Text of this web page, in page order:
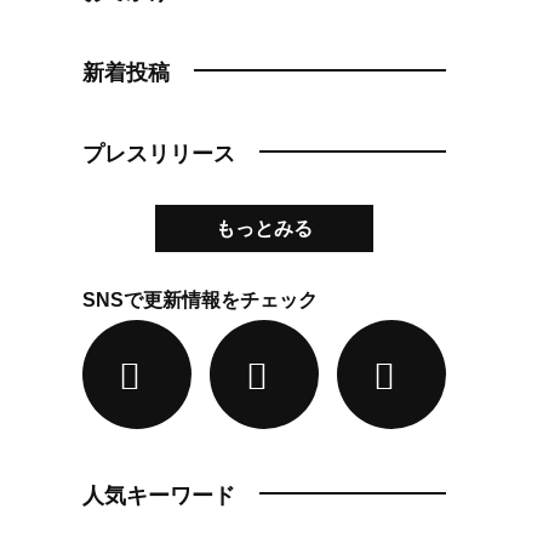
新着投稿
プレスリリース
もっとみる
SNSで更新情報をチェック
人気キーワード